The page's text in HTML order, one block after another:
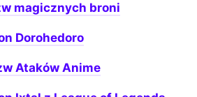
magicznych broni
Dorohedoro
Ataków Anime